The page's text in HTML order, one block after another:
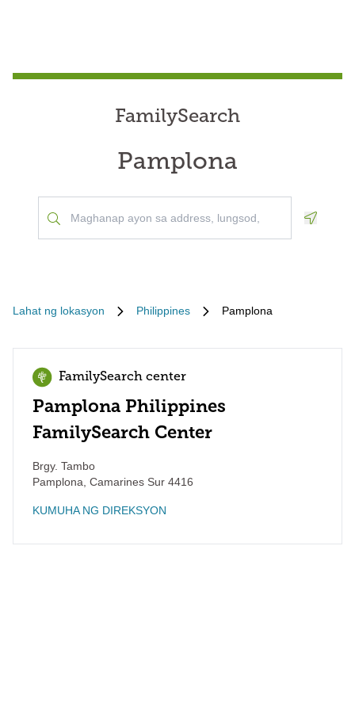
FamilySearch
Pamplona
Lahat ng lokasyon Philippines Pamplona
FamilySearch center
Pamplona Philippines
FamilySearch Center
Brgy. Tambo
Pamplona Camarines Sur 4416
KUMUHA NG DIREKSYON